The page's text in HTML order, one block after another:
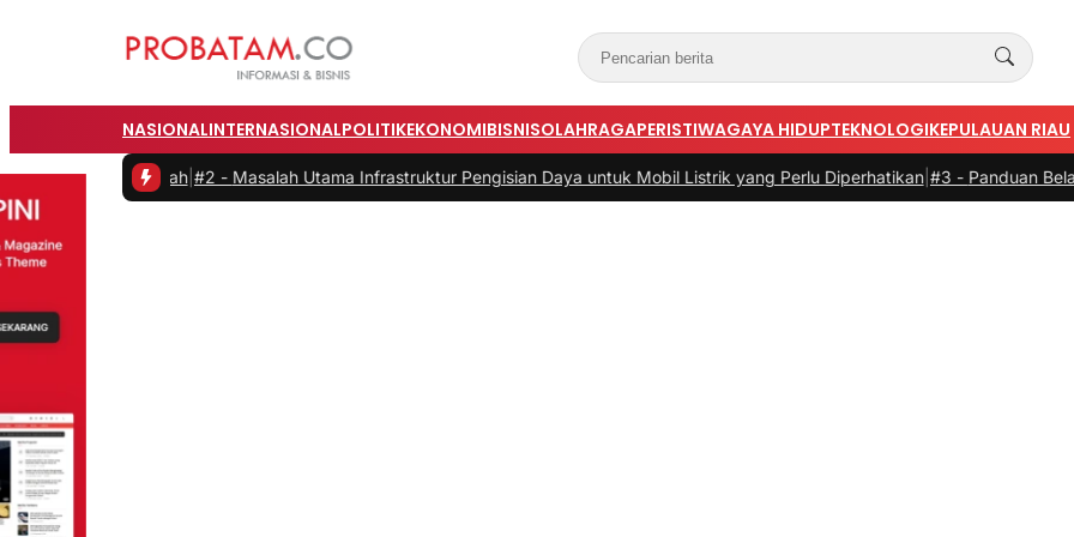
NASIONALINTERNASIONALPOLITIKEKONOMIBISNISOLAHRAGAPERISTIWAGAYA HIDUPTEKNOLOGIKEPULAUAN RIAU
|#2 - Masalah Utama Infrastruktur Pengisian Daya untuk Mobil Listrik yang Perlu Diperhatikan |#3 - Panduan Belanja Online